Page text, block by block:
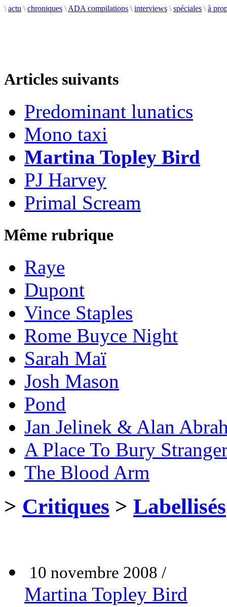
\ actu \ chroniques \ ADA compilations \ interviews \ spéciales \ à
Articles suivants
Predominant lunatics
Mono taxi
Martina Topley Bird
PJ Harvey
Primal Scream
Même rubrique
Raye
Dupont
Vince Staples
Rome Buyce Night
Sarah Maï
Josh Mason
Pond
Jan Jelinek & Alan
A Place To Bury
The Blood Arm
> Critiques > Labellisés
10 novembre 2008 /
Martina Topley Bird